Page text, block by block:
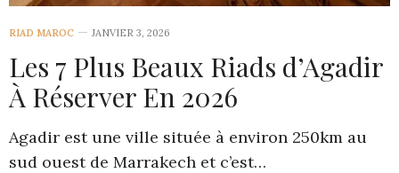
RIAD MAROC JANVIER 3, 2026
Les 7 Plus Beaux Riads d’Agadir
À Réserver En 2026
Agadir est une ville située à environ 250km au
sud ouest de Marrakech et c’est…